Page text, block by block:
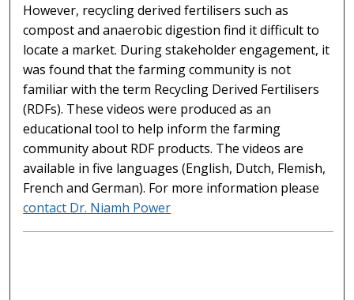
However, recycling derived fertilisers such as
compost and anaerobic digestion find it difficult to
locate a market. During stakeholder engagement, it
was found that the farming community is not
familiar with the term Recycling Derived Fertilisers
(RDFs). These videos were produced as an
educational tool to help inform the farming
community about RDF products. The videos are
available in five languages (English, Dutch, Flemish,
French and German). For more information please
contact Dr. Niamh Power